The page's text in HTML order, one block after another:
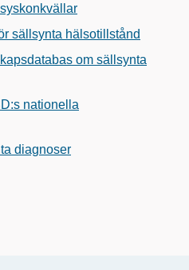
sällsynta hälsotillstånd
om sällsynta
nationella
diagnoser